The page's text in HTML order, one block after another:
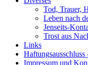
Tod, Trauer,
Leben nach
Jenseits-
Trost aus
Links
Impressum und